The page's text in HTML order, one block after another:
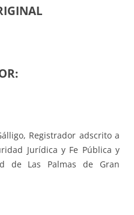
Registrador adscrito a
Jurídica y Fe Pública y
de Las Palmas de Gran